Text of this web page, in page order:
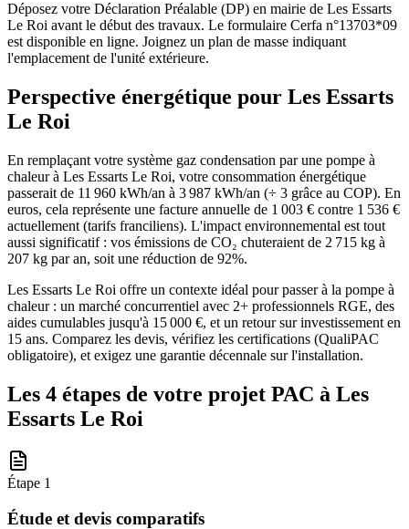
Déposez votre Déclaration Préalable (DP) en mairie de Les Essarts
Le Roi avant le début des travaux. Le formulaire Cerfa n°13703*09
est disponible en ligne. Joignez un plan de masse indiquant
l'emplacement de l'unité extérieure.
Perspective énergétique pour Les Essarts
Le Roi
En remplaçant votre système gaz condensation par une pompe à
chaleur à Les Essarts Le Roi, votre consommation énergétique
passerait de 11 960 kWh/an à 3 987 kWh/an (÷ 3 grâce au COP). En
euros, cela représente une facture annuelle de 1 003 € contre 1 536 €
actuellement (tarifs franciliens). L'impact environnemental est tout
aussi significatif : vos émissions de CO₂ chuteraient de 2 715 kg à
207 kg par an, soit une réduction de 92%.
Les Essarts Le Roi offre un contexte idéal pour passer à la pompe à
chaleur : un marché concurrentiel avec 2+ professionnels RGE, des
aides cumulables jusqu'à 15 000 €, et un retour sur investissement en
15 ans. Comparez les devis, vérifiez les certifications (QualiPAC
obligatoire), et exigez une garantie décennale sur l'installation.
Les 4 étapes de votre projet PAC à Les
Essarts Le Roi
Étape 1
Étude et devis comparatifs